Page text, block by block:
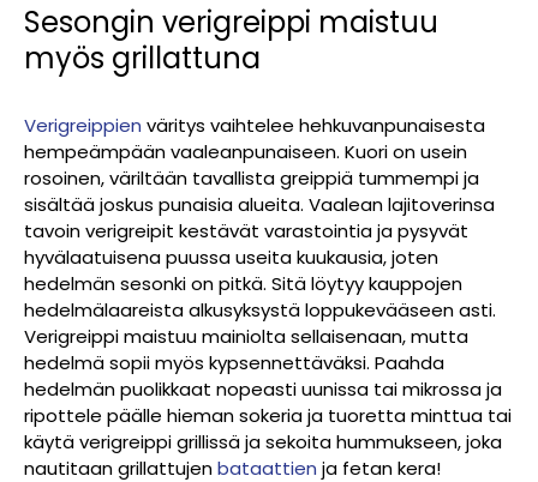
Sesongin verigreippi maistuu
myös grillattuna
Verigreippien väritys vaihtelee hehkuvanpunaisesta
hempeämpään vaaleanpunaiseen. Kuori on usein
rosoinen, väriltään tavallista greippiä tummempi ja
sisältää joskus punaisia alueita. Vaalean lajitoverinsa
tavoin verigreipit kestävät varastointia ja pysyvät
hyvälaatuisena puussa useita kuukausia, joten
hedelmän sesonki on pitkä. Sitä löytyy kauppojen
hedelmälaareista alkusyksystä loppukevääseen asti.
Verigreippi maistuu mainiolta sellaisenaan, mutta
hedelmä sopii myös kypsennettäväksi. Paahda
hedelmän puolikkaat nopeasti uunissa tai mikrossa ja
ripottele päälle hieman sokeria ja tuoretta minttua tai
käytä verigreippi grillissä ja sekoita hummukseen, joka
nautitaan grillattujenbataattien ja fetan kera!